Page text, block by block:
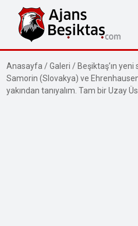
Anasayfa /Galeri / Beşiktaş’ın yeni
Samorin (Slovakya) ve
yakından tanıyalım. Tam bir Uzay